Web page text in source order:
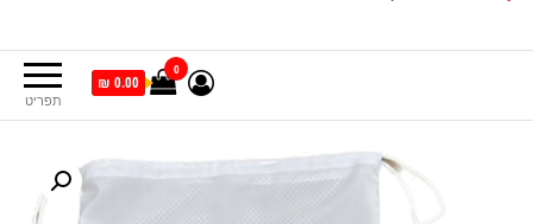
תפריט
0
0.00 ₪